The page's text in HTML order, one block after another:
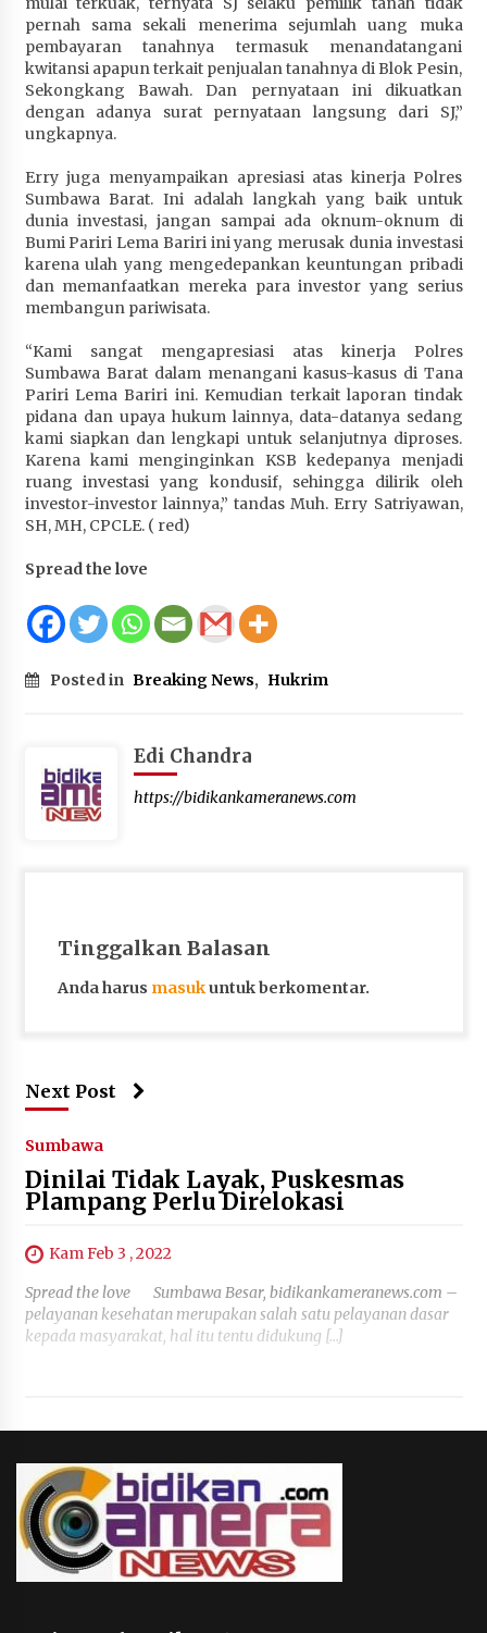
pernah sama sekali menerima sejumlah uang muka
pembayaran tanahnya termasuk menandatangani
kwitansi apapun terkait penjualan tanahnya di Blok Pesin,
Sekongkang Bawah. Dan pernyataan ini dikuatkan
dengan adanya surat pernyataan langsung dari SJ,”
ungkapnya.
Erry juga menyampaikan apresiasi atas kinerja Polres
Sumbawa Barat. Ini adalah langkah yang baik untuk
dunia investasi, jangan sampai ada oknum-oknum di
Bumi Pariri Lema Bariri ini yang merusak dunia investasi
karena ulah yang mengedepankan keuntungan pribadi
dan memanfaatkan mereka para investor yang serius
membangun pariwisata.
“Kami sangat mengapresiasi atas kinerja Polres
Sumbawa Barat dalam menangani kasus-kasus di Tana
Pariri Lema Bariri ini. Kemudian terkait laporan tindak
pidana dan upaya hukum lainnya, data-datanya sedang
kami siapkan dan lengkapi untuk selanjutnya diproses.
Karena kami menginginkan KSB kedepanya menjadi
ruang investasi yang kondusif, sehingga dilirik oleh
investor-investor lainnya,” tandas Muh. Erry Satriyawan,
SH, MH, CPCLE. ( red)
Spread the love
Posted in Breaking News, Hukrim
Edi Chandra
https://bidikankameranews.com
Tinggalkan Balasan
Anda harus masukuntuk berkomentar.
Next Post
Sumbawa
Dinilai Tidak Layak, Puskesmas
Plampang Perlu Direlokasi
Kam Feb 3 , 2022
Spread the love Sumbawa Besar, bidikankameranews.com –
pelayanan kesehatan merupakan salah satu pelayanan dasar
kepada masyarakat, hal itu tentu didukung […]